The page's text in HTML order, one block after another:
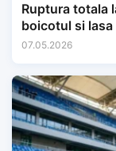
Ruptura totala
boicotul si
07.05.2026